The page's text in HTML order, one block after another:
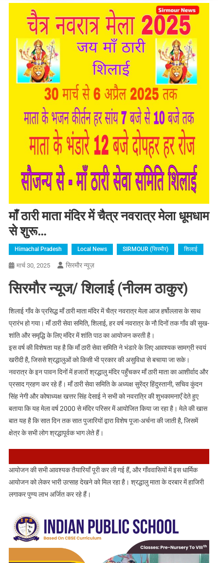
माँ ठारी माता मंदिर में चैत्र नवरात्र मेला धूमधाम
से शुरू…
Himachal Pradesh Local News SIRMOUR (सिरमौर) शिलाई
मार्च 30, 2025 सिरमौर न्यूज़
सिरमौर न्यूज/ शिलाई (नीलम ठाकुर)
शिलाई गाँव के प्रसिद्ध माँ ठारी माता मंदिर में चैत्र नवरात्र मेला आज हर्षोल्लास के साथ
प्रारंभ हो गया। माँ ठारी सेवा समिति, शिलाई, हर वर्ष नवरात्र के नौ दिनों तक गाँव की सुख-
शांति और समृद्धि के लिए मंदिर में शांति पाठ का आयोजन करती है।
इस वर्ष की विशेषता यह है कि माँ ठारी सेवा समिति ने भंडारे के लिए आवश्यक सामग्री स्वयं
खरीदी है, जिससे श्रद्धालुओं को किसी भी प्रकार की असुविधा से बचाया जा सके।
नवरात्र के इन पावन दिनों में हजारों श्रद्धालु मंदिर पहुँचकर माँ ठारी माता का आशीर्वाद और
प्रसाद ग्रहण कर रहे हैं। माँ ठारी सेवा समिति के अध्यक्ष सुरेंद्र हिंदुस्तानी, सचिव कुंदन
सिंह नेगी और कोषाध्यक्ष खत्तर सिंह देसाई ने सभी को नवरात्रि की शुभकामनाएँ देते हुए
बताया कि यह मेला वर्ष 2000 से मंदिर परिसर में आयोजित किया जा रहा है। मेले की खास
बात यह है कि सात दिन तक सात पुजारियों द्वारा विशेष पूजा-अर्चना की जाती है, जिसमें
क्षेत्र के सभी लोग श्रद्धापूर्वक भाग लेते हैं।
आयोजन की सभी आवश्यक तैयारियाँ पूरी कर ली गई हैं, और गाँववासियों में इस धार्मिक
आयोजन को लेकर भारी उत्साह देखने को मिल रहा है। श्रद्धालु माता के दरबार में हाजिरी
लगाकर पुण्य लाभ अर्जित कर रहे हैं।